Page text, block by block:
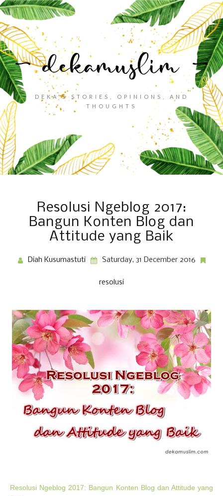
DEKA'S STORIES, OPINIONS, AND
THOUGHTS
Resolusi Ngeblog 2017:
Bangun Konten Blog dan
Attitude yang Baik
Diah Kusumastuti Saturday, 31 December 2016
resolusi
Resolusi Ngeblog 2017: Bangun Konten Blog dan Attitude yang